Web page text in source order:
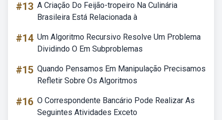
#13 A Criação Do Feijão-tropeiro Na Culinária
Brasileira Está Relacionada à
#14 Um Algoritmo Recursivo Resolve Um Problema
Dividindo O Em Subproblemas
#15 Quando Pensamos Em Manipulação Precisamos
Refletir Sobre Os Algoritmos
#16 O Correspondente Bancário Pode Realizar As
Seguintes Atividades Exceto